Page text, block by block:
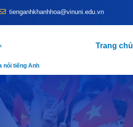
tienganhkhanhhoa@vinuni.edu.vn
Trang chủ
nói tiếng Anh